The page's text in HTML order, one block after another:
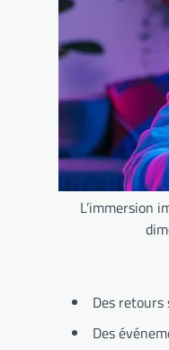
L’immersion
Des
Des